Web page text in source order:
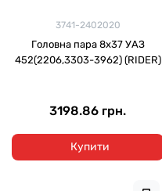
3741-2402020
Головна пара 8x37 УАЗ
452(2206,3303-3962) (RIDER)
3198.86 грн.
Купити